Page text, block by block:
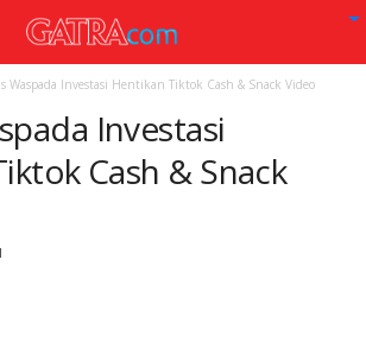
Waspada Investasi Hentikan Tiktok Cash & Snack Video
Investasi
Cash & Snack